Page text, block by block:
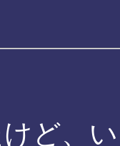
ど、